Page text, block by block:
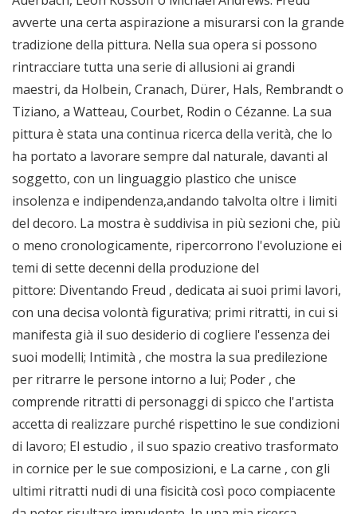
avverte una certa aspirazione a misurarsi con la grande
tradizione della pittura. Nella sua opera si possono
rintracciare tutta una serie di allusioni ai grandi
maestri, da Holbein, Cranach, Dürer, Hals, Rembrandt o
Tiziano, a Watteau, Courbet, Rodin o Cézanne. La sua
pittura è stata una continua ricerca della verità, che lo
ha portato a lavorare sempre dal naturale, davanti al
soggetto, con un linguaggio plastico che unisce
insolenza e indipendenza,andando talvolta oltre i limiti
del decoro. La mostra è suddivisa in più sezioni che, più
o meno cronologicamente, ripercorrono l'evoluzione ei
temi di sette decenni della produzione del
pittore: Diventando Freud , dedicata ai suoi primi lavori,
con una decisa volontà figurativa; primi ritratti, in cui si
manifesta già il suo desiderio di cogliere l'essenza dei
suoi modelli; Intimità , che mostra la sua predilezione
per ritrarre le persone intorno a lui; Poder , che
comprende ritratti di personaggi di spicco che l'artista
accetta di realizzare purché rispettino le sue condizioni
di lavoro; El estudio , il suo spazio creativo trasformato
in cornice per le sue composizioni, e La carne , con gli
ultimi ritratti nudi di una fisicità così poco compiacente